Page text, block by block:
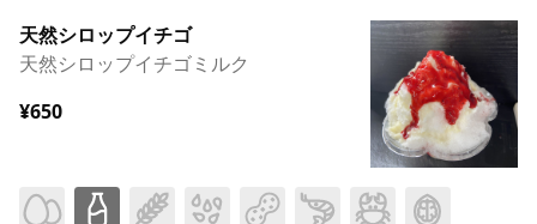
天然シロップイチゴ
天然シロップイチゴミルク
¥650